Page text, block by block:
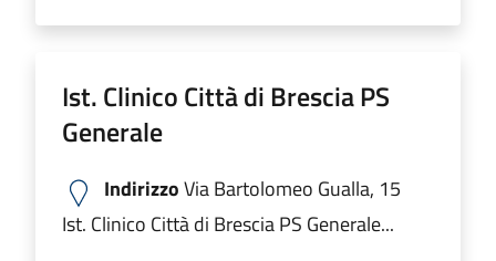
Ist. Clinico Città di Brescia PS
Generale
IndirizzoVia Bartolomeo Gualla, 15
Ist. Clinico Città di Brescia PS Generale...